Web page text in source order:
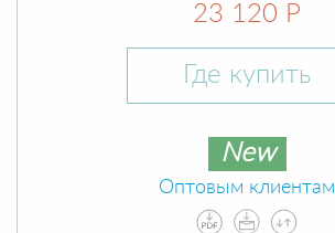
23 120 Р
Где купить
New
Оптовым клиентам